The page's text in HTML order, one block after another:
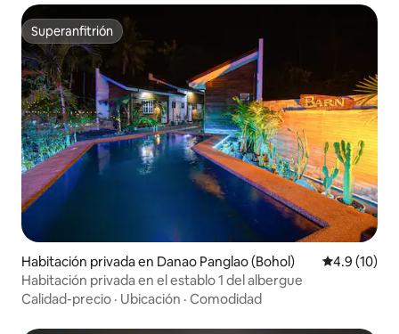
Superanfitrión
Superanfitrión
Habitación privada en Danao Panglao (Bohol) Calificación
4.9 (10)
Habitación privada en el establo 1 del albergue
Calidad-precio · Ubicación · Comodidad